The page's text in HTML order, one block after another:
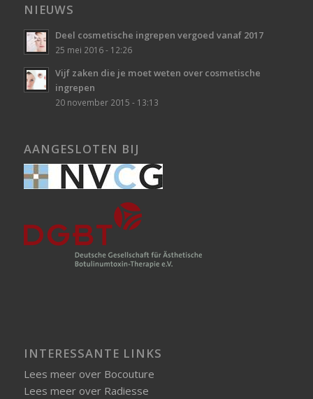
NIEUWS
Deel cosmetische ingrepen vergoed vanaf 2017
25 mei 2016 - 12:26
Vijf zaken die je moet weten over cosmetische
ingrepen
20 november 2015 - 13:13
AANGESLOTEN BIJ
INTERESSANTE LINKS
Lees meer over Bocouture
Lees meer over Radiesse